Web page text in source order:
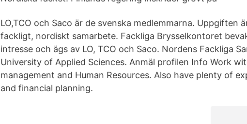
LO,TCO och Saco är de svenska medlemmarna. Uppgiften
fackligt, nordiskt samarbete. Fackliga Brysselkontoret
intresse och ägs av LO, TCO och Saco. Nordens Fackliga
University of Applied Sciences. Anmäl profilen Info Work
management and Human Resources. Also have plenty of
and financial planning.